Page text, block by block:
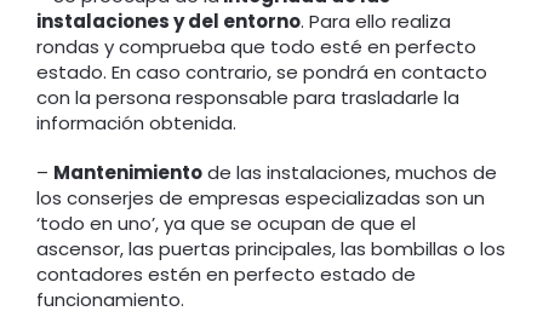
instalaciones y del entorno. Para ello realiza
rondas y comprueba que todo esté en perfecto
estado. En caso contrario, se pondrá en contacto
con la persona responsable para trasladarle la
información obtenida.
– Mantenimientode las instalaciones, muchos de
los conserjes de empresas especializadas son un
‘todo en uno’, ya que se ocupan de que el
ascensor, las puertas principales, las bombillas o los
contadores estén en perfecto estado de
funcionamiento.